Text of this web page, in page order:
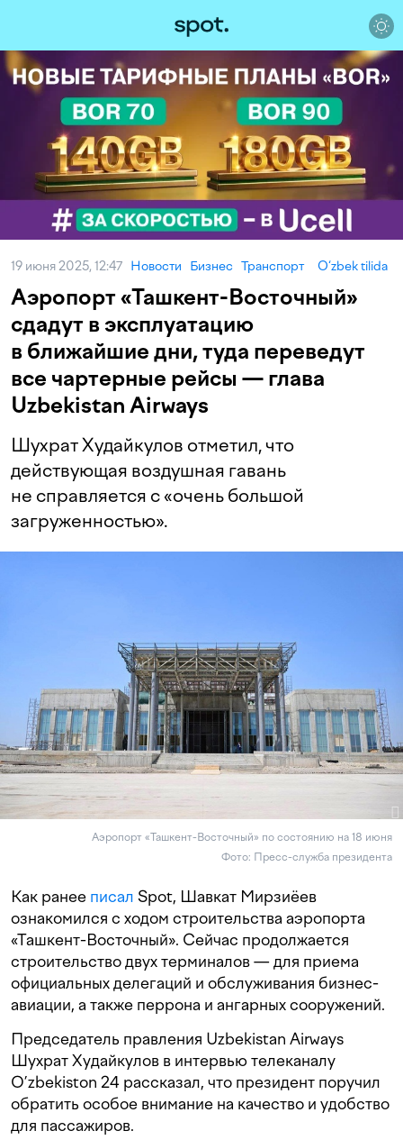
19 июня 2025, 12:47 Новости Бизнес Транспорт O‘zbek tilida
Аэропорт «Ташкент-Восточный»
сдадут в эксплуатацию
в ближайшие дни, туда переведут
все чартерные рейсы — глава
Uzbekistan Airways
Шухрат Худайкулов отметил, что
действующая воздушная гавань
не справляется с «очень большой
загруженностью».
Аэропорт «Ташкент-Восточный» по состоянию на 18 июня
Фото: Пресс-служба президента
Как ранее писал Spot, Шавкат Мирзиёев
ознакомился с ходом строительства аэропорта
«Ташкент-Восточный». Сейчас продолжается
строительство двух терминалов — для приема
официальных делегаций и обслуживания бизнес-
авиации, а также перрона и ангарных сооружений.
Председатель правления Uzbekistan Airways
Шухрат Худайкулов в интервью телеканалу
O’zbekiston 24 рассказал, что президент поручил
обратить особое внимание на качество и удобство
для пассажиров.